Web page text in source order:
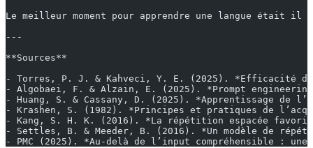
Le meilleur moment pour apprendre une langue était il
---
**Sources**
- Torres, P. J. & Kahveci, Y. E. (2025). *Efficacité de
- Algobaei, F. & Alzain, E. (2025). *Prompt
- Huang, S. & Cassany, D. (2025). *Apprentissage de
- Krashen, S. (1982). *Principes et pratiques de
- Kang, S. H. K. (2016). *La répétition espacée
- Settles, B. & Meeder, B. (2016). *Un modèle de
- PMC (2025). *Au-delà de l’input compréhensible :